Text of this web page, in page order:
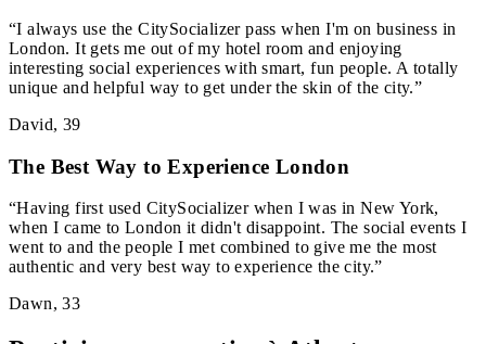
“I always use the CitySocializer pass when I'm on business in
London. It gets me out of my hotel room and enjoying
interesting social experiences with smart, fun people. A totally
unique and helpful way to get under the skin of the city.”
David, 39
The Best Way to Experience London
“Having first used CitySocializer when I was in New York,
when I came to London it didn't disappoint. The social events I
went to and the people I met combined to give me the most
authentic and very best way to experience the city.”
Dawn,33